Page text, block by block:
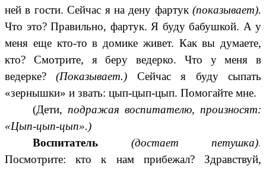
ней в гости. Сейчас я на дену фартук (показывает).
Что это? Правильно, фартук. Я буду бабушкой. А у
меня еще кто-то в домике живет. Как вы думаете,
кто? Смотрите, я беру ведерко. Что у меня в
ведерке?(Показывает.) Сейчас я буду сыпать
«зернышки» и звать: цып-цып-цып. Помогайте мне.
(Дети,подражая воспитателю, произносят:
«Цып-цып-цып».)
Воспитатель (достает петушка).
Посмотрите: кто к нам прибежал? Здравствуй,